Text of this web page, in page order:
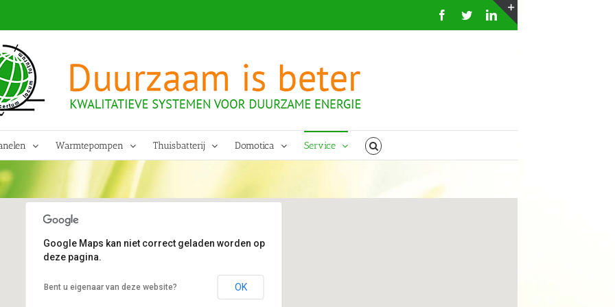
Facebook
TwitterLinkedIn
Warmtepompen Thuisbatterij Domotica Service
Bosweg 86, 7313 CD Apeldoorn
Google Maps kan niet correct geladen worden op
deze pagina.
Bent u eigenaar van deze website? OK
Toggle